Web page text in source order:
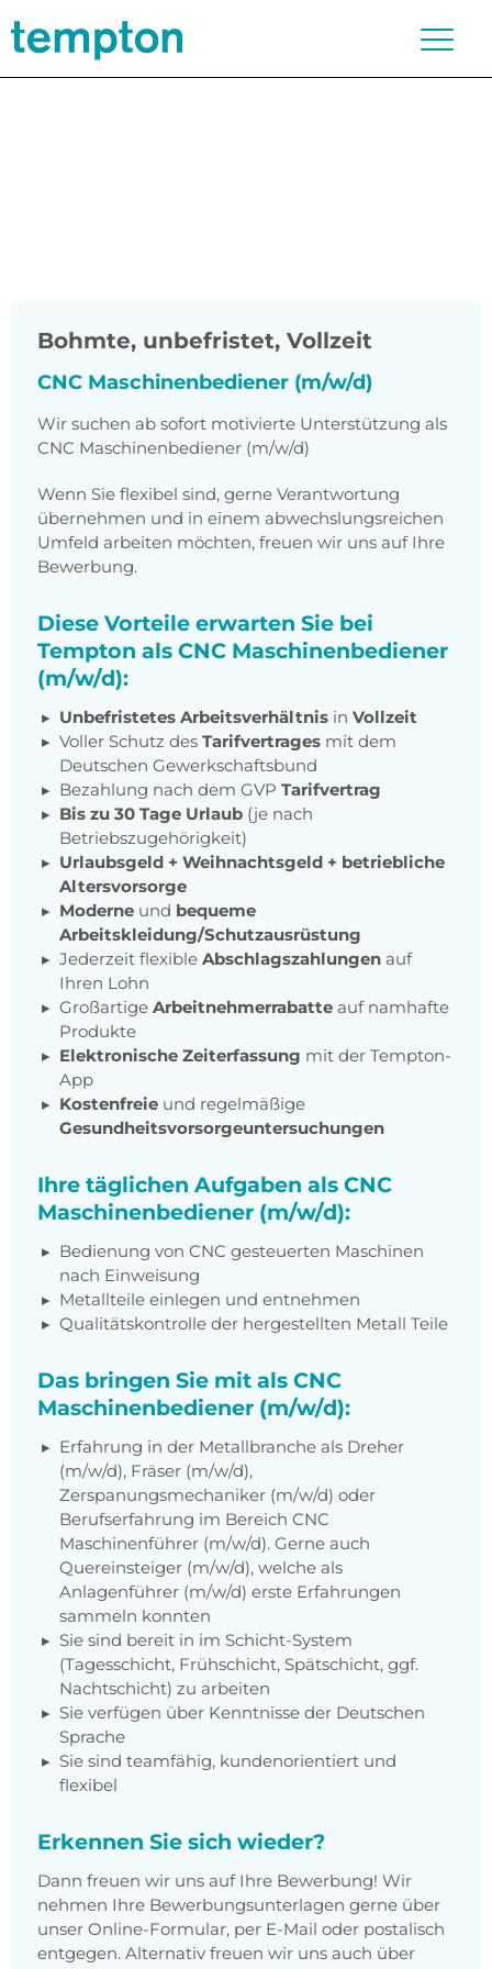
Bohmte, unbefristet, Vollzeit
CNC Maschinenbediener (m/w/d)
Wir suchen ab sofort motivierte Unterstützung als
CNC Maschinenbediener (m/w/d)
Wenn Sie flexibel sind, gerne Verantwortung
übernehmen und in einem abwechslungsreichen
Umfeld arbeiten möchten, freuen wir uns auf Ihre
Bewerbung.
Diese Vorteile erwarten Sie bei
Tempton als CNC Maschinenbediener
(m/w/d):
Unbefristetes Arbeitsverhältnis in Vollzeit
Voller Schutz des Tarifvertrages mit dem
Deutschen Gewerkschaftsbund
Bezahlung nach dem GVP Tarifvertrag
Bis zu 30 Tage Urlaub (je nach
Betriebszugehörigkeit)
Urlaubsgeld + Weihnachtsgeld + betriebliche
Altersvorsorge
Moderne und bequeme
Arbeitskleidung/Schutzausrüstung
Jederzeit flexible Abschlagszahlungen auf
Ihren Lohn
Großartige Arbeitnehmerrabatte auf namhafte
Produkte
Elektronische Zeiterfassung mit der Tempton-
App
Kostenfreie und regelmäßige
Gesundheitsvorsorgeuntersuchungen
Ihre täglichen Aufgaben als CNC
Maschinenbediener (m/w/d):
Bedienung von CNC gesteuerten Maschinen
nach Einweisung
Metallteile einlegen und entnehmen
Qualitätskontrolle der hergestellten Metall Teile
Das bringen Sie mit als CNC
Maschinenbediener (m/w/d):
Erfahrung in der Metallbranche als Dreher
(m/w/d), Fräser (m/w/d),
Zerspanungsmechaniker (m/w/d) oder
Berufserfahrung im Bereich CNC
Maschinenführer (m/w/d). Gerne auch
Quereinsteiger (m/w/d), welche als
Anlagenführer (m/w/d) erste Erfahrungen
sammeln konnten
Sie sind bereit in im Schicht-System
(Tagesschicht, Frühschicht, Spätschicht, ggf.
Nachtschicht) zu arbeiten
Sie verfügen über Kenntnisse der Deutschen
Sprache
Sie sind teamfähig, kundenorientiert und
flexibel
Erkennen Sie sich wieder?
Dann freuen wir uns auf Ihre Bewerbung! Wir
nehmen Ihre Bewerbungsunterlagen gerne über
unser Online-Formular, per E-Mail oder postalisch
entgegen. Alternativ freuen wir uns auch über